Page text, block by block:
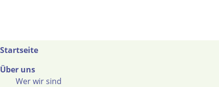
Startseite
Über uns
Wer wir sind